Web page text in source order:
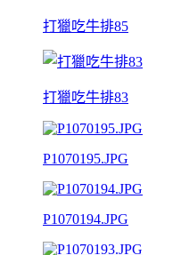
打獵吃牛排85
打獵吃牛排83
P1070195.JPG
P1070194.JPG